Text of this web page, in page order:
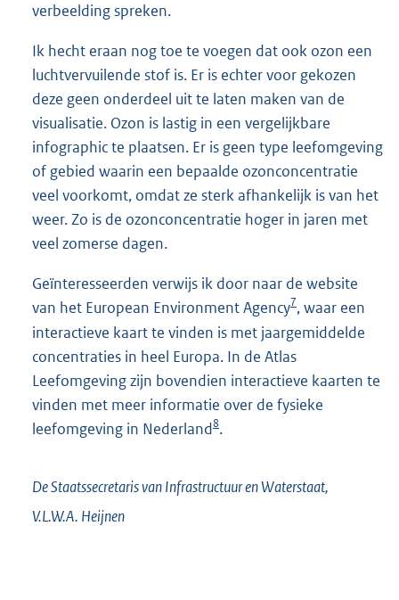
verbeelding spreken.
Ik hecht eraan nog toe te voegen dat ook ozon een
luchtvervuilende stof is. Er is echter voor gekozen
deze geen onderdeel uit te laten maken van de
visualisatie. Ozon is lastig in een vergelijkbare
infographic te plaatsen. Er is geen type leefomgeving
of gebied waarin een bepaalde ozonconcentratie
veel voorkomt, omdat ze sterk afhankelijk is van het
weer. Zo is de ozonconcentratie hoger in jaren met
veel zomerse dagen.
Geïnteresseerden verwijs ik door naar de website
van het European Environment Agency7, waar een
interactieve kaart te vinden is met jaargemiddelde
concentraties in heel Europa. In de Atlas
Leefomgeving zijn bovendien interactieve kaarten te
vinden met meer informatie over de fysieke
leefomgeving in Nederland8.
De Staatssecretaris van Infrastructuur en Waterstaat,
V.L.W.A. Heijnen